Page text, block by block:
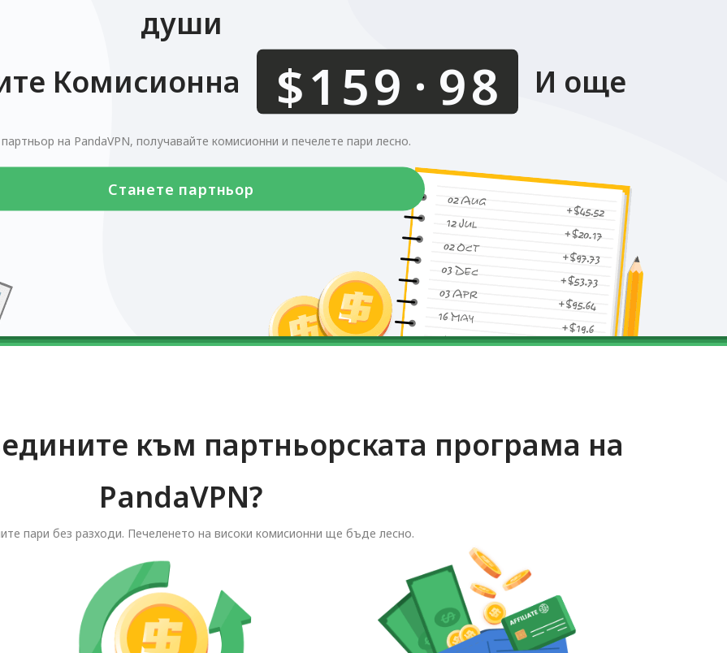
души
Комисионна
$
0123456789 . И още
на PandaVPN, получавайте комисионни и печелете пари лесно.
Станете партньор
към партньорската програма на
PandaVPN?
пари без разходи. Печеленето на високи комисионни ще бъде лесно.